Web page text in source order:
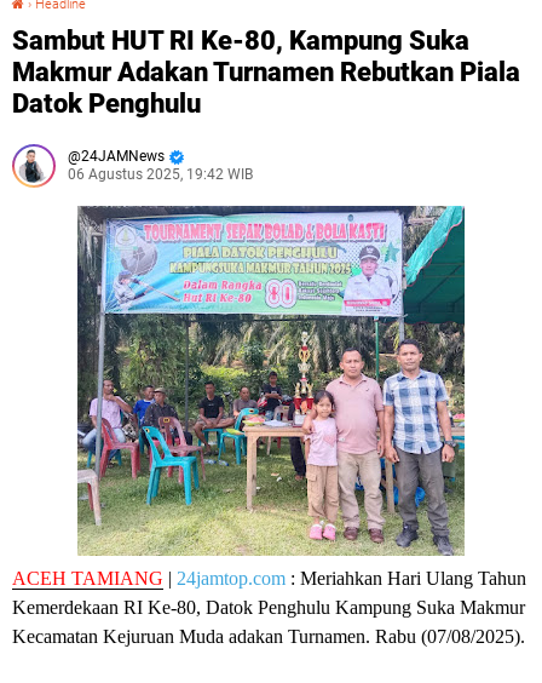
› Headline
Sambut HUT RI Ke-80, Kampung Suka
Makmur Adakan Turnamen Rebutkan Piala
Datok Penghulu
24JAMNews
06 Agustus 2025, 19:42 WIB
ACEH TAMIANG | 24jamtop.com : Meriahkan Hari Ulang Tahun
Kemerdekaan RI Ke-80, Datok Penghulu Kampung Suka Makmur
Kecamatan Kejuruan Muda adakan Turnamen. Rabu (07/08/2025).